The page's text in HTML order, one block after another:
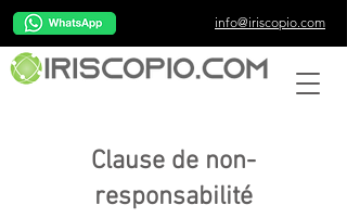
info@iriscopio.com
Clause de non-
responsabilité